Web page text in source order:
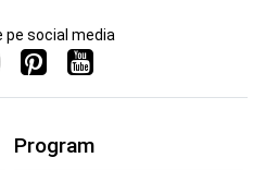
pe social media
Program